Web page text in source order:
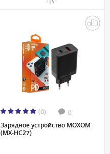
(0) 0
Зарядное устройство MOXOM
(MX-HC27)